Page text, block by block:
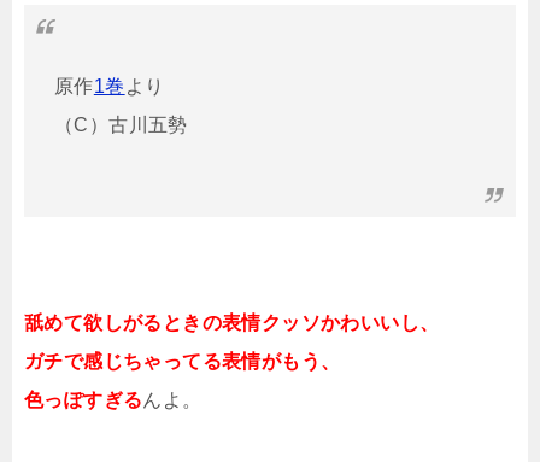
原作1巻 より
（C）古川五勢
舐めて欲しがるときの表情クッソかわいいし、
ガチで感じちゃってる表情がもう、
色っぽすぎるんよ。